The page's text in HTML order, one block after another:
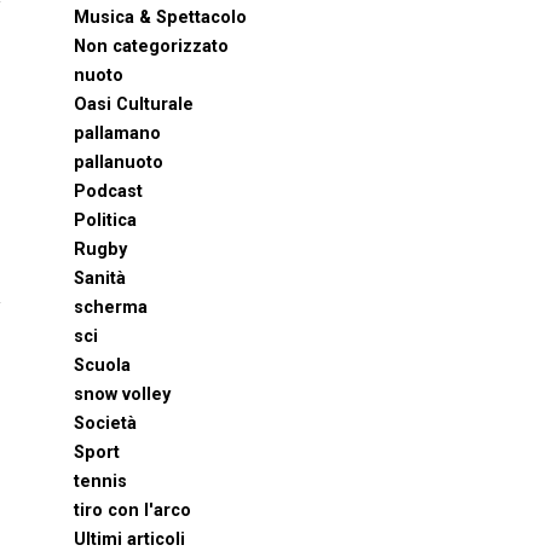
Musica & Spettacolo
Non categorizzato
nuoto
Oasi Culturale
pallamano
pallanuoto
Podcast
Politica
Rugby
Sanità
scherma
sci
Scuola
snow volley
Società
Sport
tennis
tiro con l'arco
Ultimi articoli